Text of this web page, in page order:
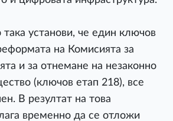
установи, че един ключов
на Комисията за
и за отнемане на незаконно
(ключов етап 218), все
В резултат на това
временно да се отложи